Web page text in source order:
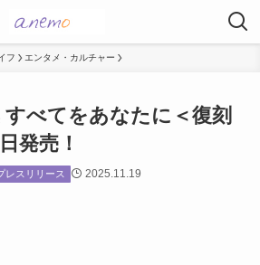
フ エンタメ・カルチャー
すべてをあなたに＜復刻
発売！
レスリリース 2025.11.19